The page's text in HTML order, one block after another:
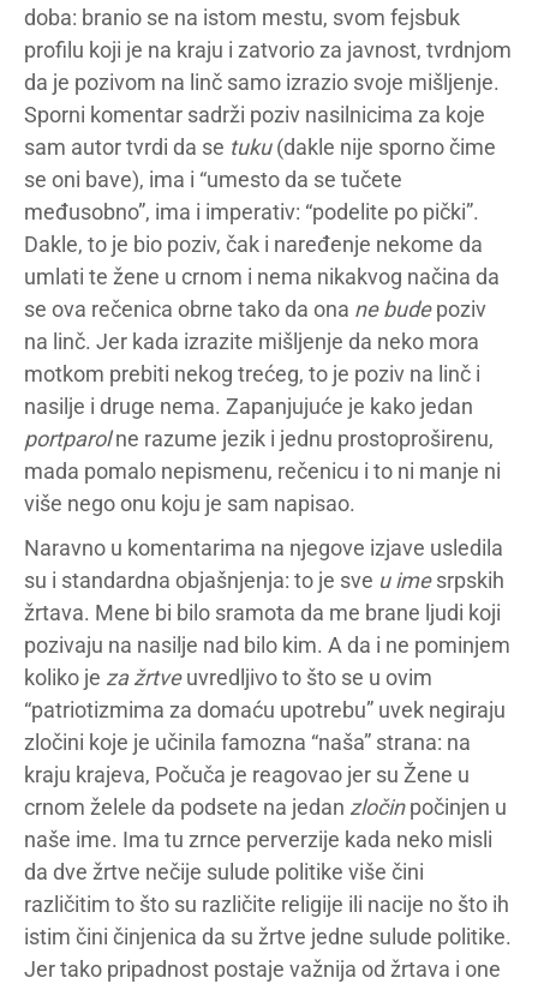
doba: branio se na istom mestu, svom fejsbuk
profilu koji je na kraju i zatvorio za javnost, tvrdnjom
da je pozivom na linč samo izrazio svoje mišljenje.
Sporni komentar sadrži poziv nasilnicima za koje
sam autor tvrdi da se tuku(dakle nije sporno čime
se oni bave), ima i “umesto da se tučete
međusobno”, ima i imperativ: “podelite po pički”.
Dakle, to je bio poziv, čak i naređenje nekome da
umlati te žene u crnom i nema nikakvog načina da
se ova rečenica obrne tako da ona ne budepoziv
na linč. Jer kada izrazite mišljenje da neko mora
motkom prebiti nekog trećeg, to je poziv na linč i
nasilje i druge nema. Zapanjujuće je kako jedan
portparolne razume jezik i jednu prostoproširenu,
mada pomalo nepismenu, rečenicu i to ni manje ni
više nego onu koju je sam napisao.
Naravno u komentarima na njegove izjave usledila
su i standardna objašnjenja: to je sve u imesrpskih
žrtava. Mene bi bilo sramota da me brane ljudi koji
pozivaju na nasilje nad bilo kim. A da i ne pominjem
koliko je za žrtveuvredljivo to što se u ovim
“patriotizmima za domaću upotrebu” uvek negiraju
zločini koje je učinila famozna “naša” strana: na
kraju krajeva, Počuča je reagovao jer su Žene u
crnom želele da podsete na jedan zločinpočinjen u
naše ime. Ima tu zrnce perverzije kada neko misli
da dve žrtve nečije sulude politike više čini
različitim to što su različite religije ili nacije no što ih
istim čini činjenica da su žrtve jedne sulude politike.
Jer tako pripadnost postaje važnija od žrtava i one